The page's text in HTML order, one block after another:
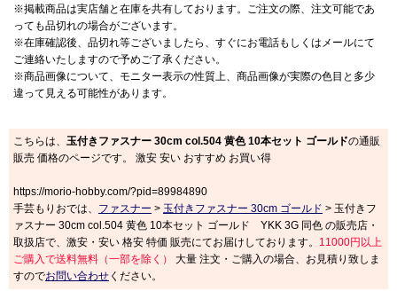
※掲載商品は実店舗と在庫を共有しております。ご注文の際、注文可能であ
っても品切れの場合がございます。
※在庫確認後、品切れ等ございましたら、すぐにお電話もしくはメールにて
ご連絡いたしますので予めご了承ください。
※商品画像について、モニター表示の性質上、商品画像が実際の色目と多少
違って見える可能性があります。
こちらは、 玉付きファスナー 30cm col.504 黄色 10本セット ゴールドの通販
販売 価格のページです。 激安 安い おすすめ お買い得
https://morio-hobby.com/?pid=89984890
手芸もりおでは、 ファスナー > 玉付きファスナー 30cm ゴールド > 玉付きフ
ァスナー 30cm col.504 黄色 10本セット ゴールド YKK 3G 同色 の販売店・
取扱店で、激安・安い 格安 特価 販売にてお届けしております。 11000円以上
ご購入で送料無料（一部を除く）
大量 注文・ご購入の場合、お見積り致しま
すのでお問い合わせ ください。